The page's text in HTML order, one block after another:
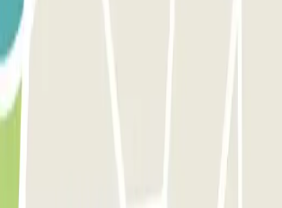
kunt u gebruik maken van het
van parkeergarages van deze operator,